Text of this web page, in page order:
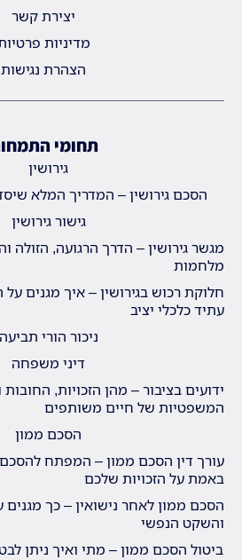
יצירת קשר
מדיניות
הצהרת נגישות
תחומי
גירושין
הסכם גירושין – המדריך המלא
גישור גירושין
מגשר גירושין – הדרך הרגועה, הזולה
מלחמות
חלוקת רכוש בגירושין – איך מגנים על
עתיד כלכלי יציב
ניכור הורי תביעה
דיני משפחה
ידועים בציבור – מהן הזכויות,
המשפטיות של חיים משותפים
הסכם ממון
עורך דין הסכם ממון – המפתח להסכם
באמת על הזכויות שלכם
הסכם ממון לאחר נישואין – כך מגנים
והשקט הנפשי
ביטול הסכם ממון – מתי ואיך ניתן